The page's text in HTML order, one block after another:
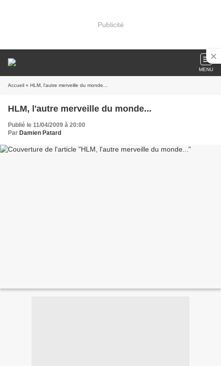
Publicité
MENU
Accueil » HLM, l'autre merveille du monde...
HLM, l'autre merveille du monde...
Publié le 11/04/2009 à 20:00
Par Damien Patard